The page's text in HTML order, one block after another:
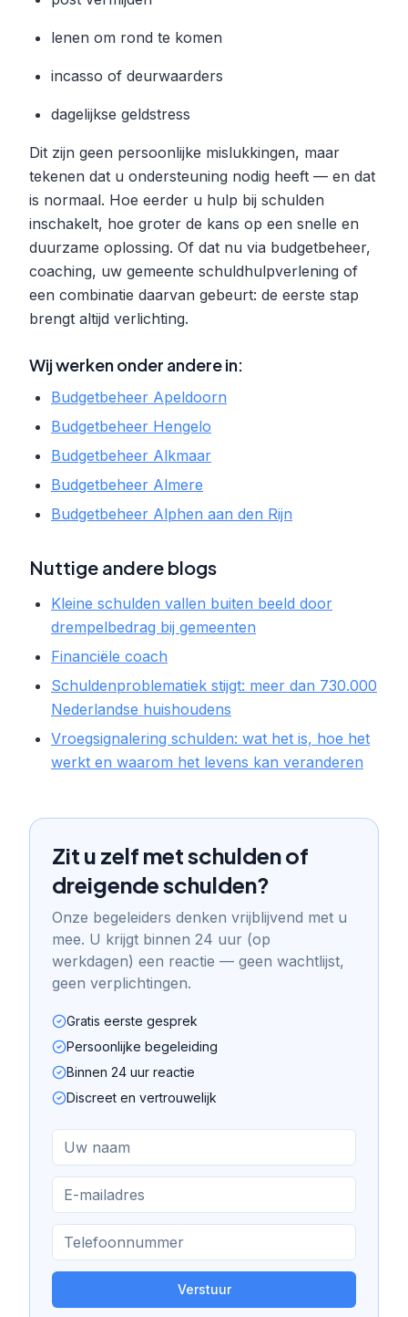
lenen om rond te komen
incasso of deurwaarders
dagelijkse geldstress
Dit zijn geen persoonlijke mislukkingen, maar
tekenen dat u ondersteuning nodig heeft — en dat
is normaal. Hoe eerder u hulp bij schulden
inschakelt, hoe groter de kans op een snelle en
duurzame oplossing. Of dat nu via budgetbeheer,
coaching, uw gemeente schuldhulpverlening of
een combinatie daarvan gebeurt: de eerste stap
brengt altijd verlichting.
Wij werken onder andere in:
Budgetbeheer Apeldoorn
Budgetbeheer Hengelo
Budgetbeheer Alkmaar
Budgetbeheer Almere
Budgetbeheer Alphen aan den Rijn
Nuttige andere blogs
Kleine schulden vallen buiten beeld door
drempelbedrag bij gemeenten
Financiële coach
Schuldenproblematiek stijgt: meer dan 730.000
Nederlandse huishoudens
Vroegsignalering schulden: wat het is, hoe het
werkt en waarom het levens kan veranderen
Zit u zelf met schulden of
dreigende schulden?
Onze begeleiders denken vrijblijvend met u
mee. U krijgt binnen 24 uur (op
werkdagen) een reactie — geen wachtlijst,
geen verplichtingen.
Gratis eerste gesprek
Persoonlijke begeleiding
Binnen 24 uur reactie
Discreet en vertrouwelijk
Verstuur